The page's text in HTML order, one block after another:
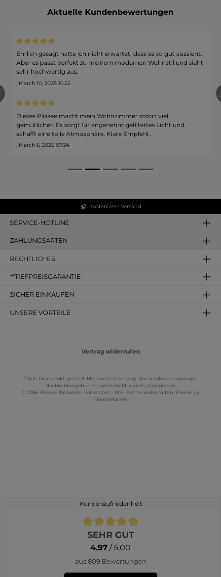
Aktuelle Kundenbewertungen
Durchschnittliche Bewertung von 5 von 5 Sternen
Ehrlich gesagt hatte ich nicht erwartet, dass es so gut aussieht.
Aber es passt perfekt zu meinem modernen Wohnstil und sieht
sehr hochwertig aus.
, March 10, 2025 10:22
Durchschnittliche Bewertung von 5 von 5 Sternen
Dieses Plissee macht mein Wohnzimmer sofort viel
gemütlicher. Es sorgt für angenehm gefiltertes Licht und
schafft eine tolle Atmosphäre. Klare Empfehl...
, March 6, 2025 07:24
Kostenloser Versand
SERVICE-HOTLINE
ZAHLUNGSARTEN
RECHTLICHES
**TIEFPREISGARANTIE
SICHER EINKAUFEN
UNSERE VORTEILE
Vertrag widerrufen
* Alle Preise inkl. gesetzl. Mehrwertsteuer zzgl. Versandkosten und ggf.
Nachnahmegebühren, wenn nicht anders angegeben.
© 2026 Plissee-Jalousien-Rollos.com - Alle Rechte vorbehalten. Theme by
ThemeWare®
Kundenzufriedenheit
Durchschnittliche Bewertung von 4.9 von 5 Sternen
SEHR GUT
4.97 / 5.00
aus 809 Bewertungen